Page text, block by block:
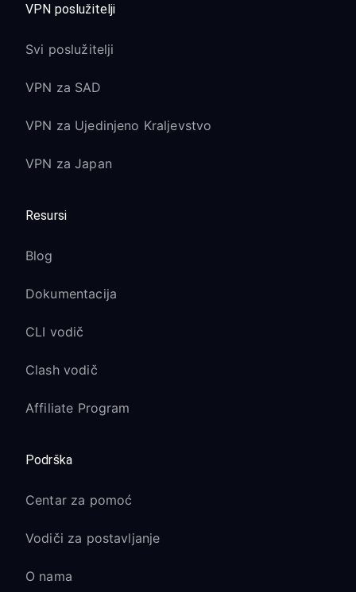
VPN poslužitelji
Svi poslužitelji
VPN za SAD
VPN za Ujedinjeno Kraljevstvo
VPN za Japan
Resursi
Blog
Dokumentacija
CLI vodič
Clash vodič
Affiliate Program
Podrška
Centar za pomoć
Vodiči za postavljanje
O nama